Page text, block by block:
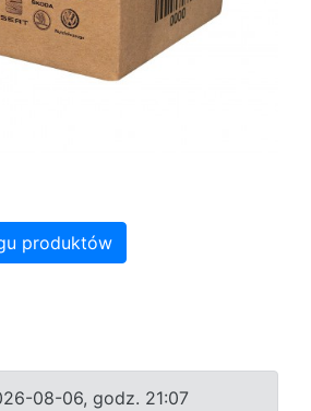
produktów
08-06, godz. 21:07